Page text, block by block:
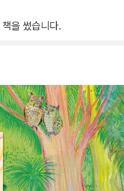
내일을 함께 꿈꿀 수 있음
정원》이 ‘화이트 레이븐
》, 《에덴 호텔에서는 두 발
있습니다.
을 썼습니다.